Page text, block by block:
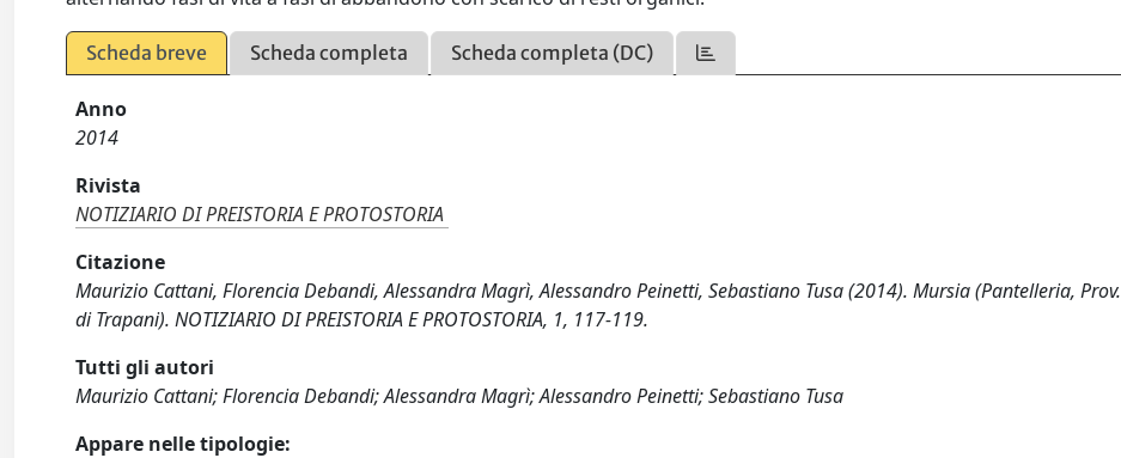
Scheda breve Scheda completa Scheda completa (DC)
Anno
2014
Rivista
NOTIZIARIO DI PREISTORIA E PROTOSTORIA
Citazione
Maurizio Cattani, Florencia Debandi, Alessandra Magrì, Alessandro Peinetti, Sebastiano Tusa (2014). Mursia (Pantelleria, Prov.
di Trapani). NOTIZIARIO DI PREISTORIA E PROTOSTORIA, 1, 117-119.
Tutti gli autori
Maurizio Cattani; Florencia Debandi; Alessandra Magrì; Alessandro Peinetti; Sebastiano Tusa
Appare nelle tipologie: